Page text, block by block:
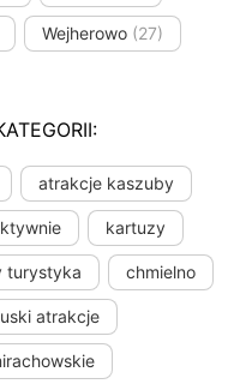
Wejherowo (27)
atrakcje kaszuby
kartuzy
turystyka chmielno
atrakcje